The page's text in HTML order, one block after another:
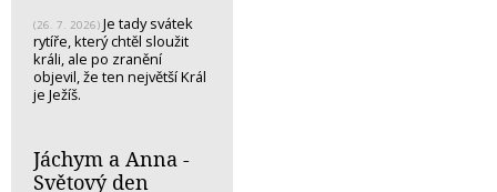
(26. 7. 2026) Je tady svátek
rytíře, který chtěl sloužit
králi, ale po zranění
objevil, že ten největší Král
je Ježíš.
Jáchym a Anna -
Světový den